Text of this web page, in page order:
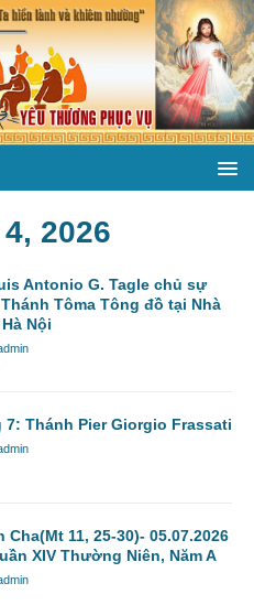
2026
Antonio G. Tagle chủ sự
Tôma Tông đồ tại Nhà
Nội
7: Thánh Pier Giorgio Frassati
11, 25-30)- 05.07.2026
XIV Thường Niên, Năm A